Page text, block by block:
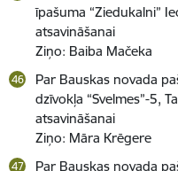
īpašuma “Ziedukalni”
atsavināšanai
Ziņo: Baiba Mačeka
Par Bauskas novada
dzīvokļa “Svelmes”-5,
atsavināšanai
Ziņo: Māra Krēgere
Par Bauskas novada